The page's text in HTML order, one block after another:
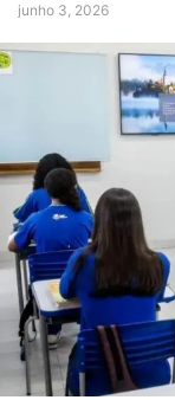
junho 3, 2026